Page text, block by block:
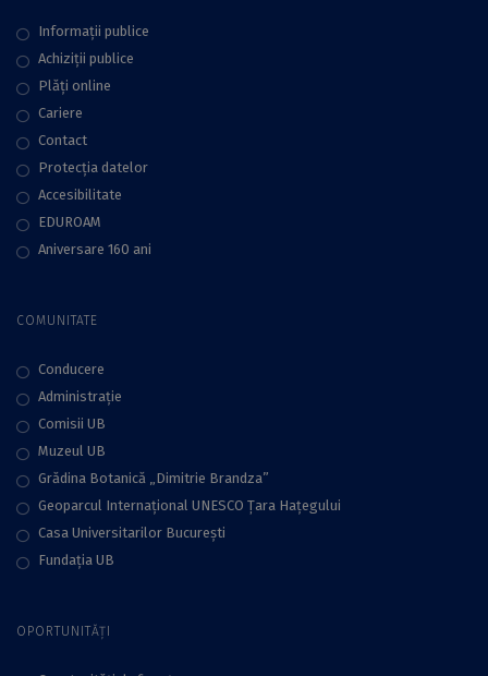
Informații publice
Achiziții publice
Plăţi online
Cariere
Contact
Protecţia datelor
Accesibilitate
EDUROAM
Aniversare 160 ani
COMUNITATE
Conducere
Administraţie
Comisii UB
Muzeul UB
Grădina Botanică „Dimitrie Brandza”
Geoparcul Internațional UNESCO Țara Hațegului
Casa Universitarilor București
Fundaţia UB
OPORTUNITĂȚI